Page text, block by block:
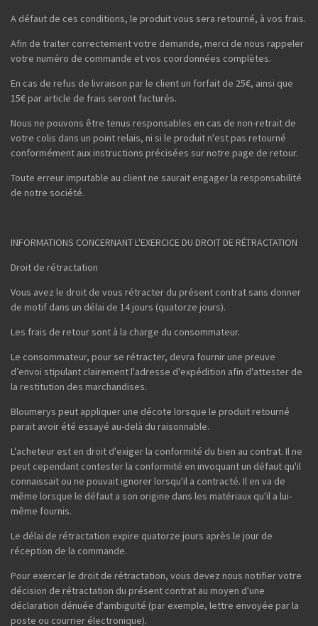
A défaut de ces conditions, le produit vous sera retourné, à vos frais.
Afin de traiter correctement votre demande, merci de nous rappeler
votre numéro de commande et vos coordonnées complètes.
En cas de refus de livraison par le client un forfait de 25€, ainsi que
15€ par article de frais seront facturés.
Nous ne pouvons être tenus responsables en cas de non-retrait de
votre colis dans un point relais, ni si le produit n'est pas retourné
conformément aux instructions précisées sur notre page de retour.
Toute erreur imputable au client ne saurait engager la responsabilité
de notre société.
INFORMATIONS CONCERNANT L'EXERCICE DU DROIT DE RÉTRACTATION
Droit de rétractation
Vous avez le droit de vous rétracter du présent contrat sans donner
de motif dans un délai de 14 jours (quatorze jours).
Les frais de retour sont à la charge du consommateur.
Le consommateur, pour se rétracter, devra fournir une preuve
d’envoi stipulant clairement l'adresse d'expédition afin d'attester de
la restitution des marchandises.
Bloumerys peut appliquer une décote lorsque le produit retourné
parait avoir été essayé au-delà du raisonnable.
L'acheteur est en droit d'exiger la conformité du bien au contrat. Il ne
peut cependant contester la conformité en invoquant un défaut qu'il
connaissait ou ne pouvait ignorer lorsqu'il a contracté. Il en va de
même lorsque le défaut a son origine dans les matériaux qu'il a lui-
même fournis.
Le délai de rétractation expire quatorze jours après le jour de
réception de la commande.
Pour exercer le droit de rétractation, vous devez nous notifier votre
décision de rétractation du présent contrat au moyen d'une
déclaration dénuée d'ambiguïté (par exemple, lettre envoyée par la
poste ou courrier électronique).